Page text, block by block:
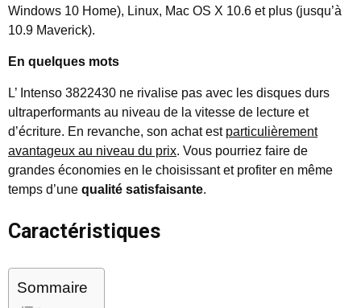
Windows 10 Home), Linux, Mac OS X 10.6 et plus (jusqu’à
10.9 Maverick).
En quelques mots
L’ Intenso 3822430 ne rivalise pas avec les disques durs
ultraperformants au niveau de la vitesse de lecture et
d’écriture. En revanche, son achat est particulièrement
avantageux au niveau du prix. Vous pourriez faire de
grandes économies en le choisissant et profiter en même
temps d’une qualité satisfaisante.
Caractéristiques
Sommaire